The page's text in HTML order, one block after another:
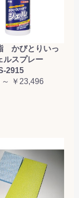
かびとりいっ
ルスプレー
2915
～ ￥23,496